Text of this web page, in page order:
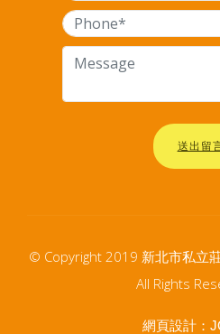
送出留
© Copyright 2019 新北市私立
All Rights
網頁設計：